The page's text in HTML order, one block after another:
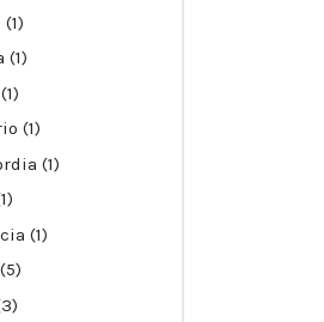
(1)
(1)
(1)
(1)
(1)
(1)
(5)